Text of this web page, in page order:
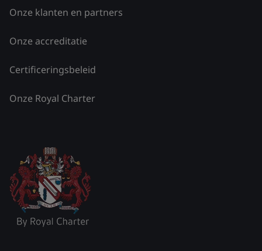
Onze klanten en partners
Onze accreditatie
Certificeringsbeleid
Onze Royal Charter